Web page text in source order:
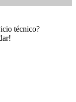
técnico?